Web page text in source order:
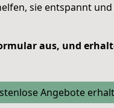
sie entspannt
aus, und
Angebote